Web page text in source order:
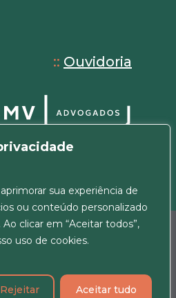
sua experiência de
ou conteúdo personalizado
clicar em “Aceitar todos”,
uso de cookies.
Rejeitar Aceitar tudo
:: Ouvidoria
Todos os direitos